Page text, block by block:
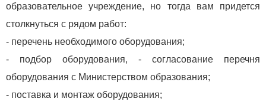
образовательное учреждение, но тогда вам придется
столкнуться с рядом работ:
- перечень необходимого оборудования;
- подбор оборудования, - согласование перечня
оборудования с Министерством образования;
- поставка и монтаж оборудования;